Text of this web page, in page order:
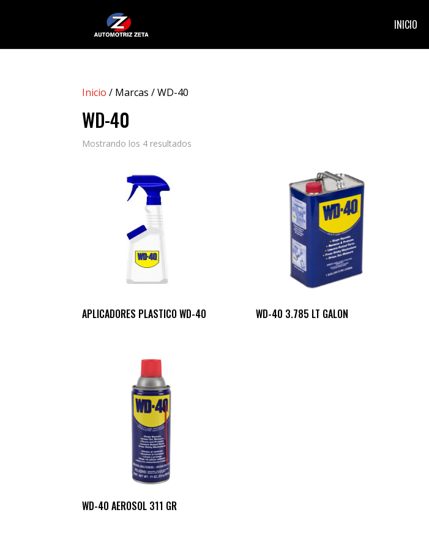
INICIO
Inicio / Marcas / WD-40
WD-40
Mostrando los 4 resultados
APLICADORES PLASTICO WD-40 WD-40 3.785 LT GALON
WD-40 AEROSOL 311 GR